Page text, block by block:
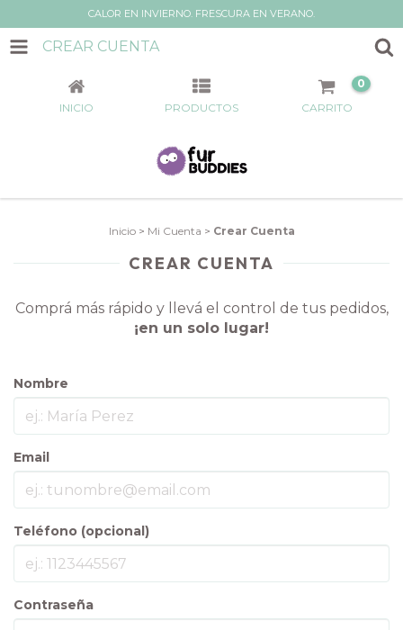
CALOR EN INVIERNO. FRESCURA EN VERANO.
CREAR CUENTA
INICIO PRODUCTOS CARRITO
0
Inicio > Mi Cuenta > Crear Cuenta
CREAR CUENTA
Comprá más rápido y llevá el control de tus pedidos,
¡en un solo lugar!
Nombre
Email
Teléfono (opcional)
Contraseña